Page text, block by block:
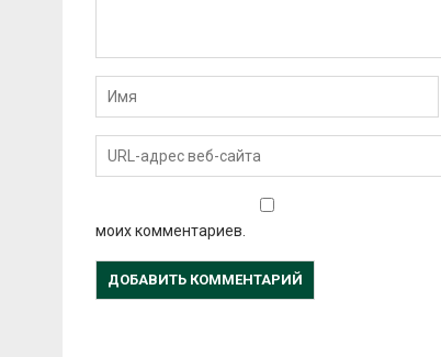
моих комментариев.